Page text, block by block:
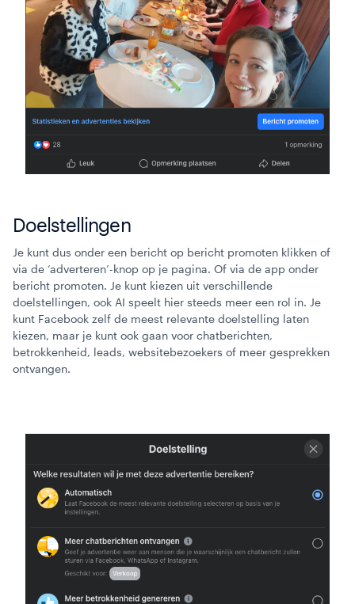
Doelstellingen
Je kunt dus onder een bericht op bericht promoten klikken of
via de ‘adverteren’-knop op je pagina. Of via de app onder
bericht promoten. Je kunt kiezen uit verschillende
doelstellingen, ook AI speelt hier steeds meer een rol in. Je
kunt Facebook zelf de meest relevante doelstelling laten
kiezen, maar je kunt ook gaan voor chatberichten,
betrokkenheid, leads, websitebezoekers of meer gesprekken
ontvangen.